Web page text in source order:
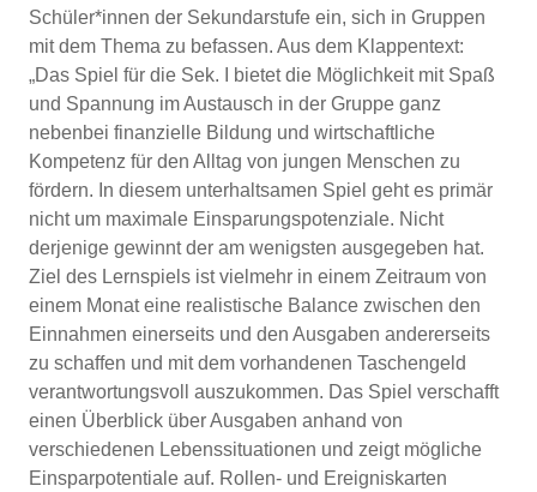
Schüler*innen der Sekundarstufe ein, sich in Gruppen
mit dem Thema zu befassen. Aus dem Klappentext:
„Das Spiel für die Sek. I bietet die Möglichkeit mit Spaß
und Spannung im Austausch in der Gruppe ganz
nebenbei finanzielle Bildung und wirtschaftliche
Kompetenz für den Alltag von jungen Menschen zu
fördern. In diesem unterhaltsamen Spiel geht es primär
nicht um maximale Einsparungspotenziale. Nicht
derjenige gewinnt der am wenigsten ausgegeben hat.
Ziel des Lernspiels ist vielmehr in einem Zeitraum von
einem Monat eine realistische Balance zwischen den
Einnahmen einerseits und den Ausgaben andererseits
zu schaffen und mit dem vorhandenen Taschengeld
verantwortungsvoll auszukommen. Das Spiel verschafft
einen Überblick über Ausgaben anhand von
verschiedenen Lebenssituationen und zeigt mögliche
Einsparpotentiale auf. Rollen- und Ereigniskarten